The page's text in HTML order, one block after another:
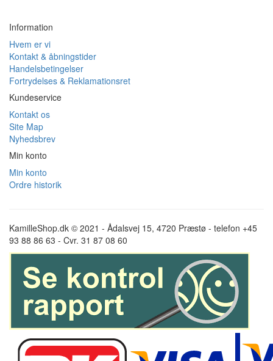
Information
Hvem er vi
Kontakt & åbningstider
Handelsbetingelser
Fortrydelses & Reklamationsret
Kundeservice
Kontakt os
Site Map
Nyhedsbrev
Min konto
Min konto
Ordre historik
KamilleShop.dk © 2021 - Ådalsvej 15, 4720 Præstø - telefon +45
93 88 86 63 - Cvr. 31 87 08 60